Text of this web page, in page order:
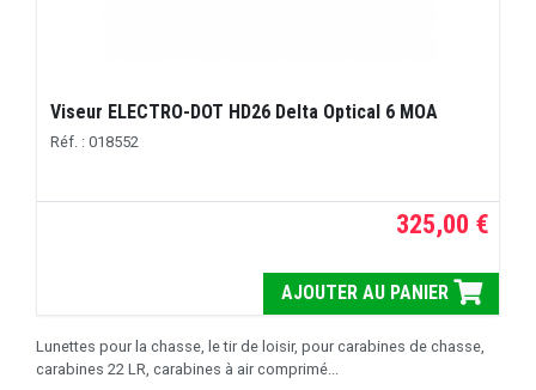
Viseur ELECTRO-DOT HD26 Delta Optical 6 MOA
Réf. : 018552
325,00 €
AJOUTER AU PANIER
Lunettes pour la chasse, le tir de loisir, pour carabines de chasse,
carabines 22 LR, carabines à air comprimé...